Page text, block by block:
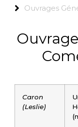
Ouvrages
Caron
(Leslie)